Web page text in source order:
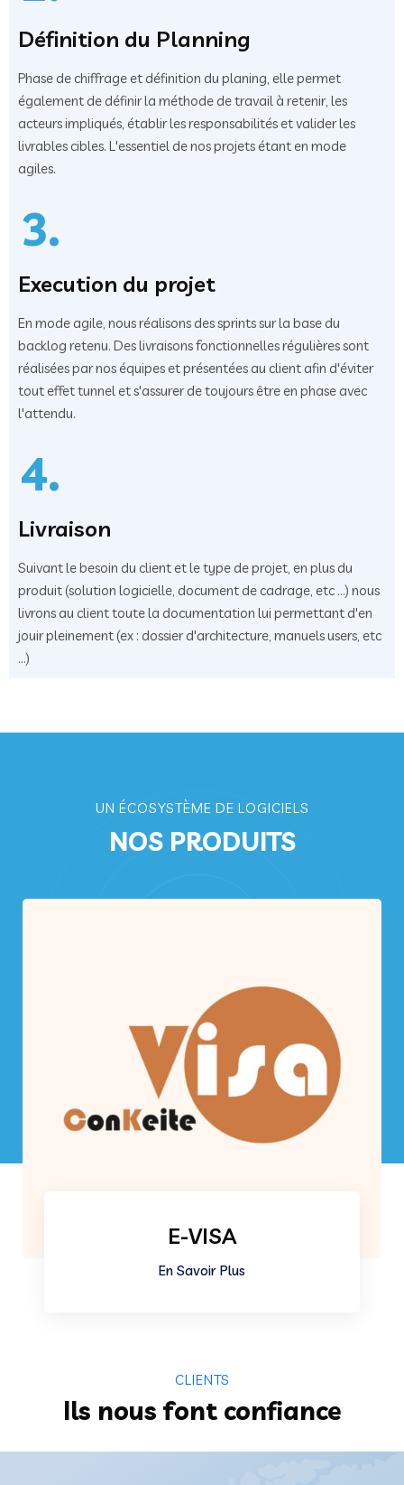
Définition du Planning
Phase de chiffrage et définition du planing, elle permet
également de définir la méthode de travail à retenir, les
acteurs impliqués, établir les responsabilités et valider les
livrables cibles. L'essentiel de nos projets étant en mode
agiles.
3.
Execution du projet
En mode agile, nous réalisons des sprints sur la base du
backlog retenu. Des livraisons fonctionnelles régulières sont
réalisées par nos équipes et présentées au client afin d'éviter
tout effet tunnel et s'assurer de toujours être en phase avec
l'attendu.
4.
Livraison
Suivant le besoin du client et le type de projet, en plus du
produit (solution logicielle, document de cadrage, etc ...) nous
livrons au client toute la documentation lui permettant d'en
jouir pleinement (ex : dossier d'architecture, manuels users, etc
...)
UN ÉCOSYSTÈME DE LOGICIELS
NOS PRODUITS
E-VISA
En Savoir Plus
CLIENTS
Ils nous font confiance